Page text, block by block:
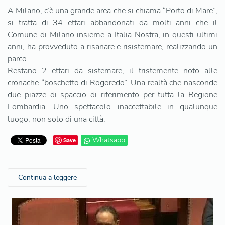
A Milano, c’è una grande area che si chiama “Porto di Mare”,
si tratta di 34 ettari abbandonati da molti anni che il
Comune di Milano insieme a Italia Nostra, in questi ultimi
anni, ha provveduto a risanare e risistemare, realizzando un
parco.
Restano 2 ettari da sistemare, il tristemente noto alle
cronache “boschetto di Rogoredo”. Una realtà che nasconde
due piazze di spaccio di riferimento per tutta la Regione
Lombardia. Uno spettacolo inaccettabile in qualunque
luogo, non solo di una città.
Save Whatsapp
Continua a leggere